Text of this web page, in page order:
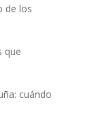
de los
que
cuándo